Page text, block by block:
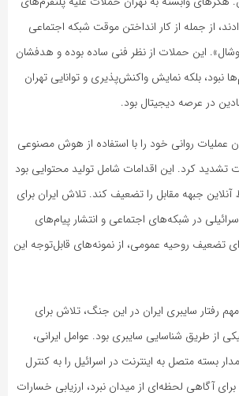
از جمله از کار انداختن موقت شبکه اجتماعی
این حملات از نظر فنی ساده بوده و هدفشان
نبود، بلکه نمایش واکنش‌پذیری و توانایی تهران
در عرصه دیجیتال بود.
عملیات روانی خود را با استفاده از هوش مصنوعی
تشدید کرد. این اقدامات شامل تولید محتوایی بود
جبهه مقابل را تضعیف کند. تلاش ایران برای
در شبکه‌های اجتماعی و انتشار پیام‌های
تضعیف روحیه عمومی، از نمونه‌های قابل‌توجه این
رفتار سایبری ایران در این جنگ، تلاش برای
از طریق شناسایی سایبری بود. عوامل ایرانی،
بسته متصل به اینترنت در اسرائیل را به کنترل
برای آگاهی لحظه‌ای از میدان نبرد، ارزیابی خسارات